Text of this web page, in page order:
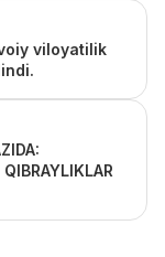
viloyatilik